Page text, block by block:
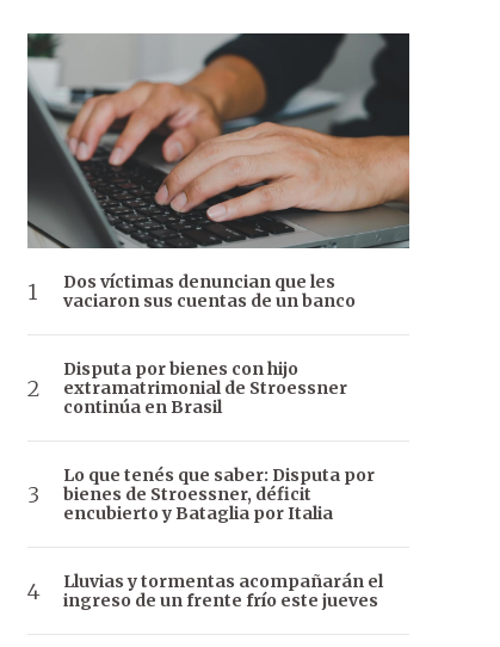
Dos víctimas denuncian que les
vaciaron sus cuentas de un banco
Disputa por bienes con hijo
extramatrimonial de Stroessner
continúa en Brasil
Lo que tenés que saber: Disputa por
bienes de Stroessner, déficit
encubierto y Bataglia por Italia
Lluvias y tormentas acompañarán el
ingreso de un frente frío este jueves